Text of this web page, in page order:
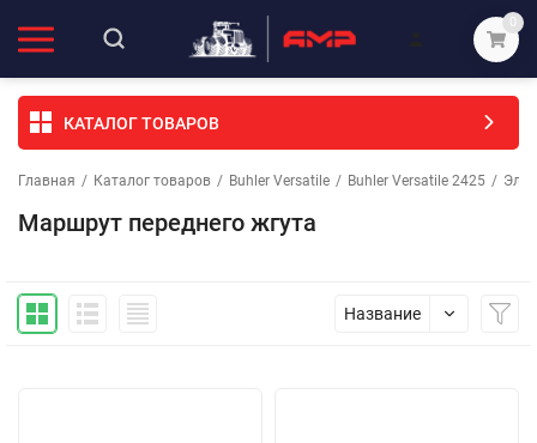
0
КАТАЛОГ ТОВАРОВ
Главная / Каталог товаров / Buhler Versatile / Buhler Versatile 2425 /
Маршрут переднего жгута
Название